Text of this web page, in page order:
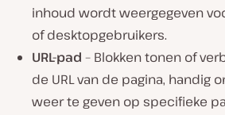
inhoud wordt weergegeven
of desktopgebruikers.
URL-pad – Blokken tonen of
de URL van de pagina, handig
weer te geven op specifieke